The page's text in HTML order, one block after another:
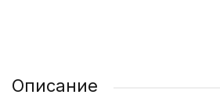
Описание